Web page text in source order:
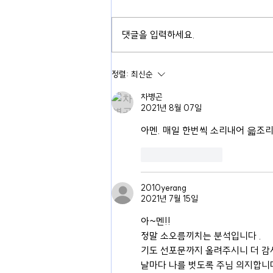
댓글을 입력하세요.
정렬: 최신순
차병곤
2021년 8월 07일
아멘. 매일 한번씩 소리내어 읇조
2010yerang
2021년 7월 15일
아~멘!!
정말 소오름끼치는 분석입니다 .
기도 선포문까지 올려주시니 더 감
날마다 나를 벗도록 주님 의지합니